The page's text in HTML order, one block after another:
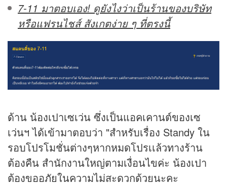
7-11 มาตอบเอง! ดูยังไงว่าเป็นร้านของบริษัท
หรือแฟรนไชส์ สังเกตง่าย ๆ ที่ตรงนี้
ด้าน น้องเปาเซเว่น ซึ่งเป็นแอคเคานต์ของเซ
เว่นฯ ได้เข้ามาตอบว่า "สำหรับเรื่อง Standy ใน
รอบโปรโมชั่นต่างๆหากหมดโปรเเล้วทางร้าน
ต้องคืน สำนักงานใหญ่ตามเงื่อนไขค่ะ น้องเปา
ต้องขออภัยในความไม่สะดวกด้วยนะคะ